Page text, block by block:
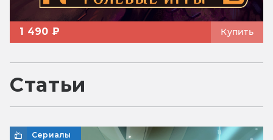
1 490 ₽ Купить
Статьи
Сериалы